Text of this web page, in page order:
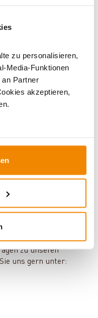
zu personalisieren,
Media-Funktionen
Partner
akzeptieren,
Luftzufuhr
und
das Thema
kein
zu unseren
uns gern unter: